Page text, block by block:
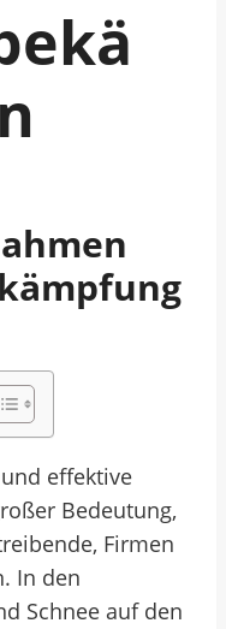
effektive
Bedeutung,
Firmen
In den
Schnee auf den